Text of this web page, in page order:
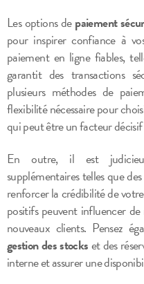
Les options depaiement
pour inspirer confiance à
paiement en ligne fiables,
garantit des transactions
plusieurs méthodes de
flexibilité nécessaire pour
qui peut être un facteur décisif
En outre, il est
supplémentaires telles que
renforcer la crédibilité de
positifs peuvent influencer
nouveaux clients. Pensez
gestion des stockset des
interne et assurer une